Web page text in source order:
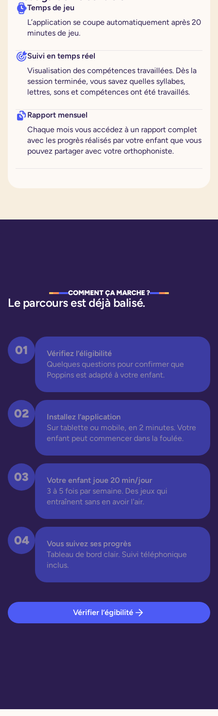
Temps de jeu
L’application se coupe automatiquement après 20
minutes de jeu.
Suivi en temps réel
Visualisation des compétences travaillées. Dès la
session terminée, vous savez quelles syllabes,
lettres, sons et compétences ont été travaillés.
Rapport mensuel
Chaque mois vous accédez à un rapport complet
avec les progrès réalisés par votre enfant que vous
pouvez partager avec votre orthophoniste.
COMMENT ÇA MARCHE ?
Le parcours est déjà balisé.
01
Vérifiez l’éligibilité
Quelques questions pour confirmer que
Poppins est adapté à votre enfant.
02
Installez l’application
Sur tablette ou mobile, en 2 minutes. Votre
enfant peut commencer dans la foulée.
03
Votre enfant joue 20 min/jour
3 à 5 fois par semaine. Des jeux qui
entraînent sans en avoir l'air.
04
Vous suivez ses progrès
Tableau de bord clair. Suivi téléphonique
inclus.
Vérifier l’égibilité